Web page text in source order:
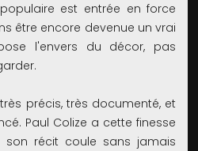
est entrée en force
être encore devenue un vrai
l'envers du décor, pas
précis, très documenté, et
Paul Colize a cette finesse
récit coule sans jamais